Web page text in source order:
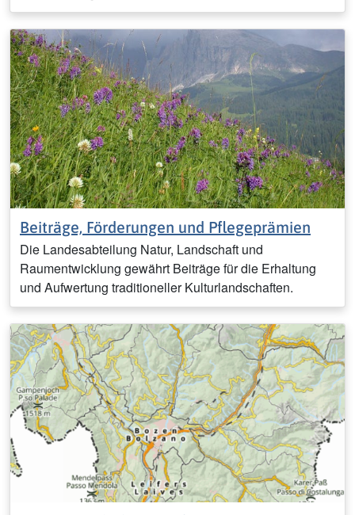
Beiträge, Förderungen und Pflegeprämien
Die Landesabteilung Natur, Landschaft und
Raumentwicklung gewährt Beiträge für die Erhaltung
und Aufwertung traditioneller Kulturlandschaften.